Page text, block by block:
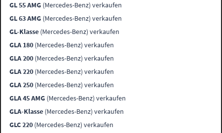
GL 55 AMG (Mercedes-Benz) verkaufen
GL 63 AMG (Mercedes-Benz) verkaufen
GL-Klasse (Mercedes-Benz) verkaufen
GLA 180 (Mercedes-Benz) verkaufen
GLA 200 (Mercedes-Benz) verkaufen
GLA 220 (Mercedes-Benz) verkaufen
GLA 250 (Mercedes-Benz) verkaufen
GLA 45 AMG (Mercedes-Benz) verkaufen
GLA-Klasse (Mercedes-Benz) verkaufen
GLC 220 (Mercedes-Benz) verkaufen